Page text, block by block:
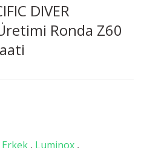
DIVER
Ronda Z60
Erkek , Luminox ,